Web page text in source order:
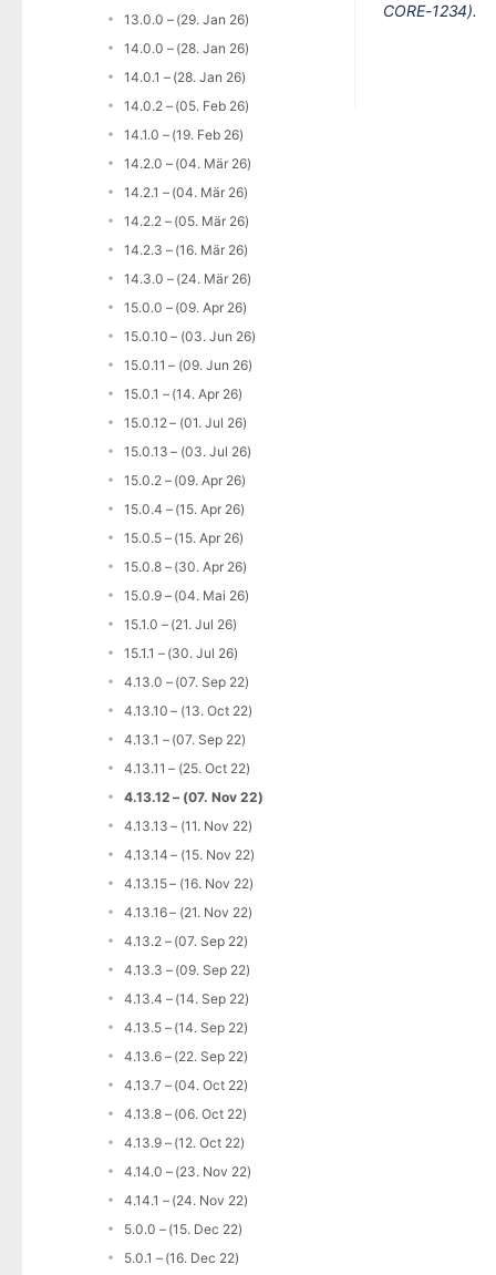
13.0.0 – (29. Jan 26)
14.0.0 – (28. Jan 26)
14.0.1 – (28. Jan 26)
14.0.2 – (05. Feb 26)
14.1.0 – (19. Feb 26)
14.2.0 – (04. Mär 26)
14.2.1 – (04. Mär 26)
14.2.2 – (05. Mär 26)
14.2.3 – (16. Mär 26)
14.3.0 – (24. Mär 26)
15.0.0 – (09. Apr 26)
15.0.10 – (03. Jun 26)
15.0.11 – (09. Jun 26)
15.0.1 – (14. Apr 26)
15.0.12 – (01. Jul 26)
15.0.13 – (03. Jul 26)
15.0.2 – (09. Apr 26)
15.0.4 – (15. Apr 26)
15.0.5 – (15. Apr 26)
15.0.8 – (30. Apr 26)
15.0.9 – (04. Mai 26)
15.1.0 – (21. Jul 26)
15.1.1 – (30. Jul 26)
4.13.0 – (07. Sep 22)
4.13.10 – (13. Oct 22)
4.13.1 – (07. Sep 22)
4.13.11 – (25. Oct 22)
4.13.12 – (07. Nov 22)
4.13.13 – (11. Nov 22)
4.13.14 – (15. Nov 22)
4.13.15 – (16. Nov 22)
4.13.16 – (21. Nov 22)
4.13.2 – (07. Sep 22)
4.13.3 – (09. Sep 22)
4.13.4 – (14. Sep 22)
4.13.5 – (14. Sep 22)
4.13.6 – (22. Sep 22)
4.13.7 – (04. Oct 22)
4.13.8 – (06. Oct 22)
4.13.9 – (12. Oct 22)
4.14.0 – (23. Nov 22)
4.14.1 – (24. Nov 22)
5.0.0 – (15. Dec 22)
5.0.1 – (16. Dec 22)
CORE-1234).